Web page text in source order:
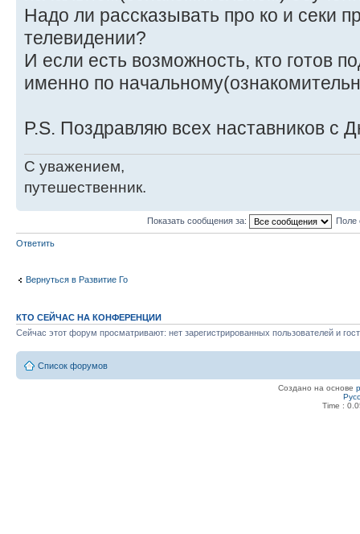
Надо ли рассказывать про ко и секи
телевидении?
И если есть возможность, кто готов
именно по
P.S. Поздравляю всех наставников с
С уважением,
путешественник.
Показать сообщения за: Поле
Ответить
Вернуться в Развитие Го
КТО СЕЙЧАС НА КОНФЕРЕНЦИИ
Сейчас этот форум просматривают: нет зарегистрированных пользователей и
Список форумов
Создано на основе
Time :